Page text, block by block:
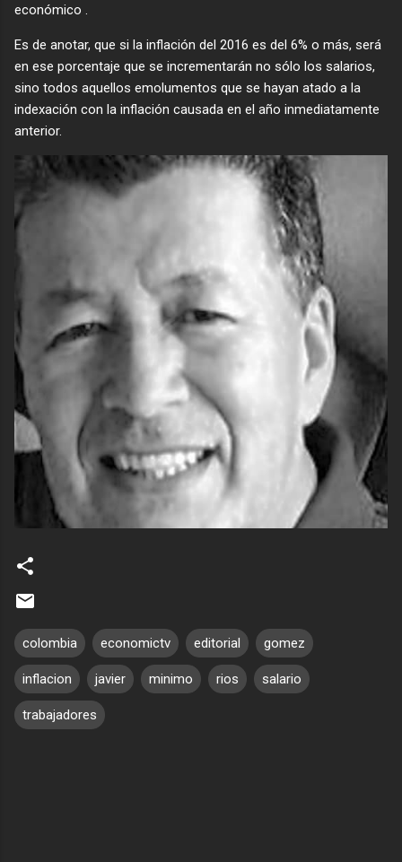
económico .
Es de anotar, que si la inflación del 2016 es del 6% o más, será
en ese porcentaje que se incrementarán no sólo los salarios,
sino todos aquellos emolumentos que se hayan atado a la
indexación con la inflación causada en el año inmediatamente
anterior.
colombia economictv editorial gomez
inflacion javier minimo rios salario
trabajadores